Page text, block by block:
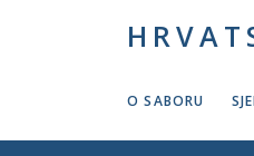
O SABORU